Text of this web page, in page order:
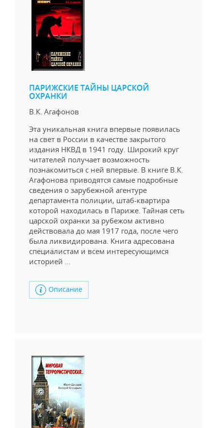
ПАРИЖСКИЕ ТАЙНЫ ЦАРСКОЙ
ОХРАНКИ
В.К. Агафонов
Эта уникальная книга впервые появилась
на свет в России в качестве закрытого
издания НКВД в 1941 году. Широкий круг
читателей получает возможность
познакомиться с ней впервые. В книге В.К.
Агафонова приводятся самые подробные
сведения о зарубежной агентуре
департамента полиции, штаб-квартира
которой находилась в Париже. Тайная сеть
царской охранки за рубежом активно
действовала до мая 1917 года, после чего
была ликвидирована. Книга адресована
специалистам и всем интересующимся
историей …
Описание